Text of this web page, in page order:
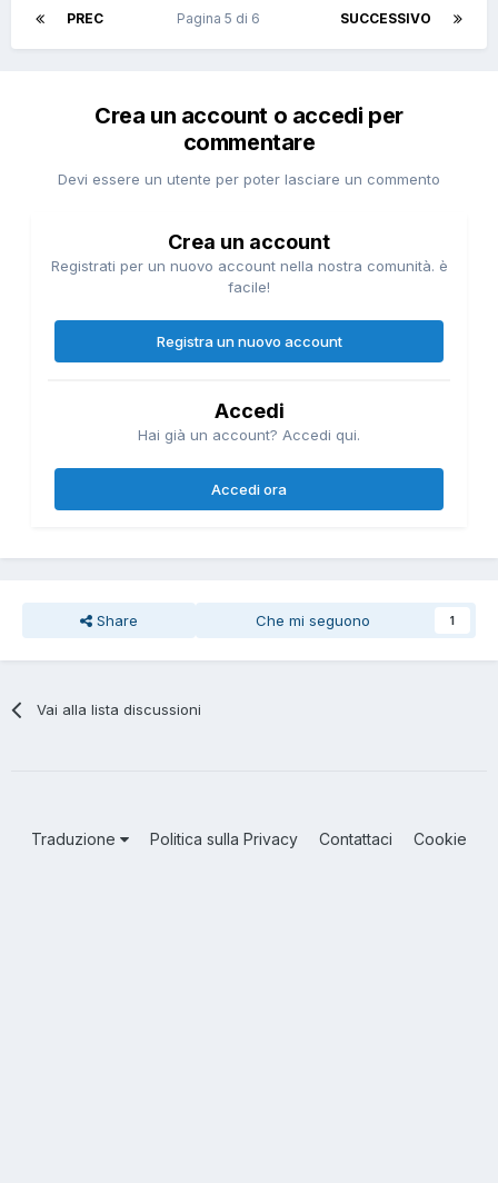
PREC SUCCESSIVO
Pagina 5 di 6
Crea un account o accedi per
commentare
Devi essere un utente per poter lasciare un commento
Crea un account
Registrati per un nuovo account nella nostra comunità. è
facile!
Registra un nuovo account
Accedi
Hai già un account? Accedi qui.
Accedi ora
Share Che mi seguono 1
Vai alla lista discussioni
Traduzione Politica sulla Privacy Contattaci Cookie